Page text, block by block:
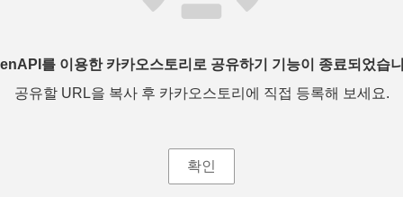
를 이용한 카카오스토리로 공유하기 기능이 종료되었습
공유할 URL을 복사 후 카카오스토리에 직접 등록해 보세요.
확인